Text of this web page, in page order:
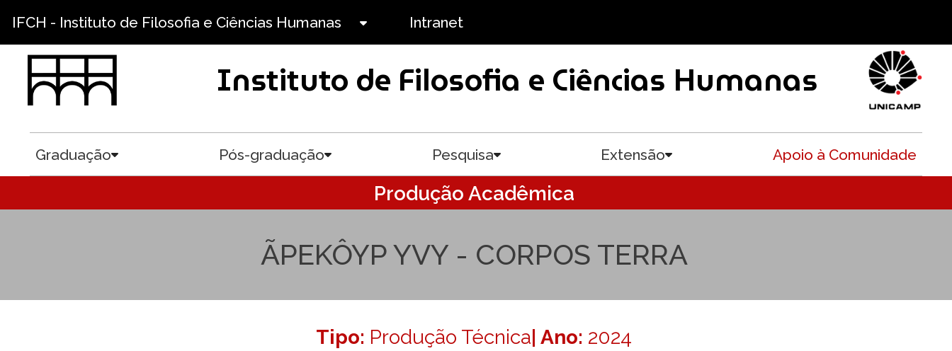
IFCH - Instituto de Filosofia e Ciências Humanas Intranet
Instituto de Filosofia e Ciências Humanas
Graduação Pós-graduação Pesquisa Extensão Apoio à Comunidade
Produção Acadêmica
ÃPEKÔYP YVY - CORPOS TERRA
Tipo: Produção Técnica| Ano: 2024